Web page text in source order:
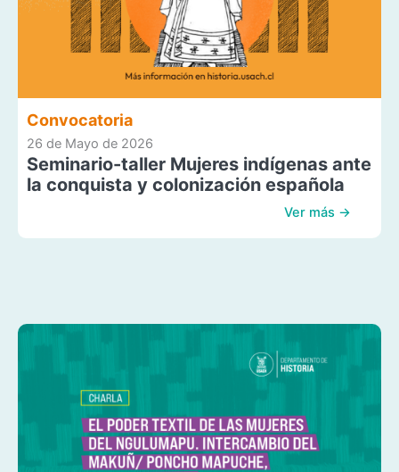
Convocatoria
26 de Mayo de 2026
Seminario-taller Mujeres indígenas ante
la conquista y colonización española
Ver más →